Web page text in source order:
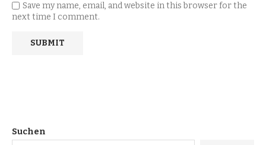
Save my name, email, and website in this browser for the
next time I comment.
Suchen